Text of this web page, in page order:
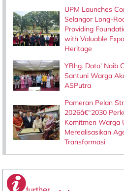
UPM Launches
Selangor Long-
Providing
with Valuable
Heritage
YBhg. Dato' Naib
Santuni Warga
ASPutra
Pameran Pelan
2026â€“2030
Komitmen Warga
Merealisasikan
Transformasi